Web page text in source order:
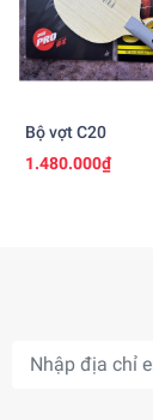
Bộ vợt C20
1.480.000₫